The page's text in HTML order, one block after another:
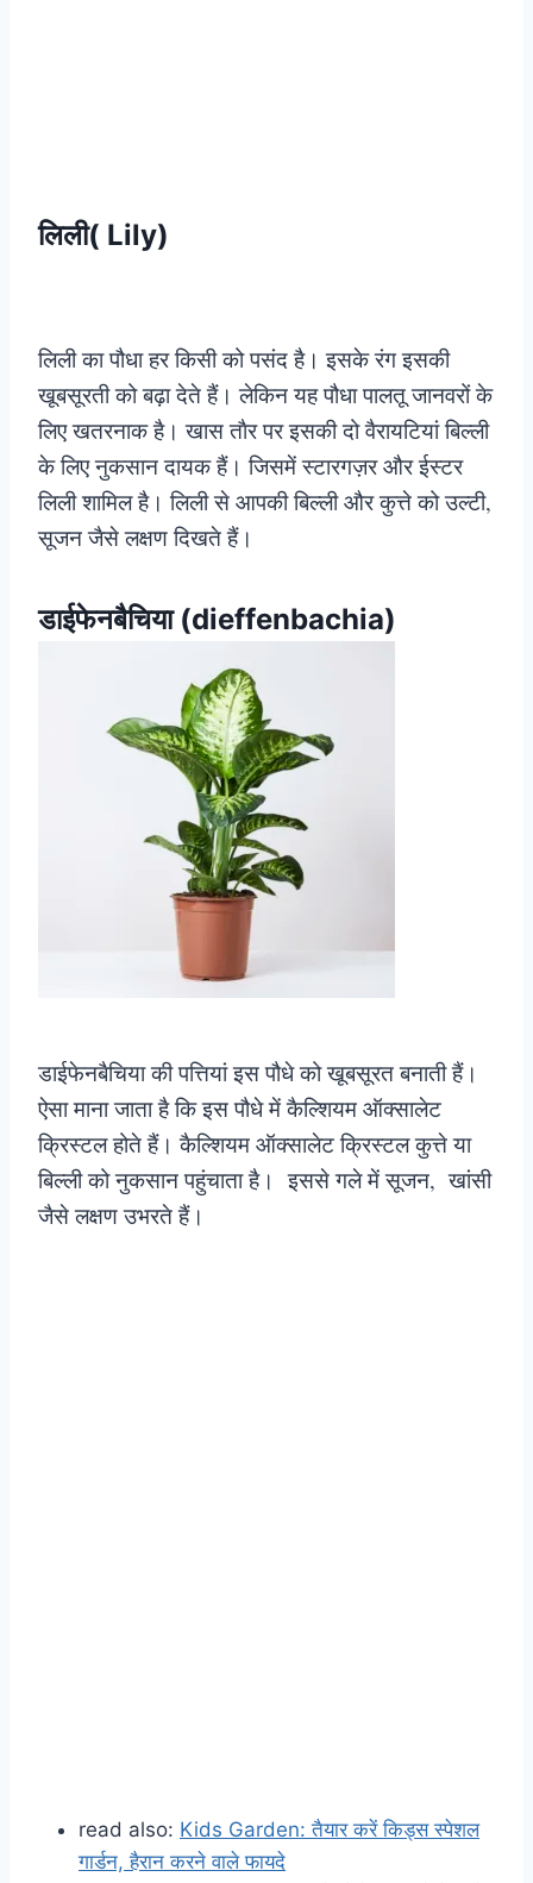
लिली( Lily)
लिली का पौधा हर किसी को पसंद है। इसके रंग इसकी
खूबसूरती को बढ़ा देते हैं। लेकिन यह पौधा पालतू जानवरों के
लिए खतरनाक है। खास ताैर पर इसकी दो वैरायटियां बिल्ली
के लिए नुकसान दायक हैं। जिसमें स्टारगज़र और ईस्टर
लिली शामिल है। लिली से आपकी बिल्ली और कुत्ते को उल्टी,
सूजन जैसे लक्षण दिखते हैं।
डाईफेनबैचिया (dieffenbachia)
डाईफेनबैचिया की पत्तियां इस पौधे को खूबसूरत बनाती हैं।
ऐसा माना जाता है कि इस पौधे में कैल्शियम ऑक्सालेट
क्रिस्टल होते हैं। कैल्शियम ऑक्सालेट क्रिस्टल कुत्ते या
बिल्ली को नुकसान पहुंचाता है। इससे गले में सूजन, खांसी
जैसे लक्षण उभरते हैं।
read also: Kids Garden: तैयार करें किड्स स्पेशल
गार्डन, हैरान करने वाले फायदे